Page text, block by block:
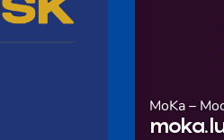
MoKa –